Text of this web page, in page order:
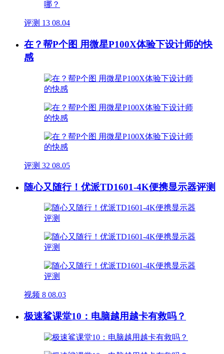
评测 13 08.04
在？帮P个图 用微星P100X体验下设计师的快
感
评测 32 08.05
随心又随行！优派TD1601-4K便携显示器评测
视频 8 08.03
极速鲨课堂10：电脑越用越卡有救吗？